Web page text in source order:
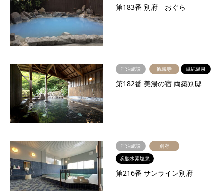
第183番 別府 おぐら
宿泊施設 観海寺 単純温泉
第182番 美湯の宿 両築別邸
宿泊施設
別府
炭酸水素塩泉
第216番 サンライン別府